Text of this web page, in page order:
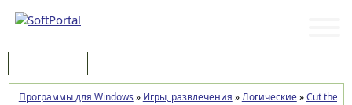
Программы для Windows » Игры, развлечения »Логические»Cut the